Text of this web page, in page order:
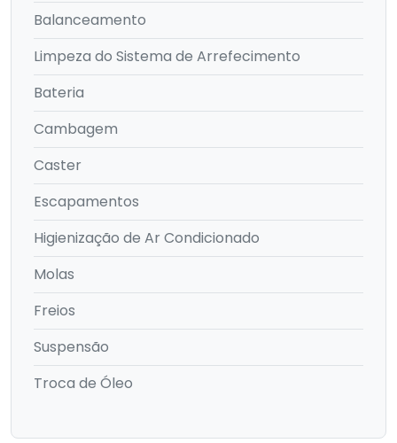
Balanceamento
Limpeza do Sistema de Arrefecimento
Bateria
Cambagem
Caster
Escapamentos
Higienização de Ar Condicionado
Molas
Freios
Suspensão
Troca de Óleo